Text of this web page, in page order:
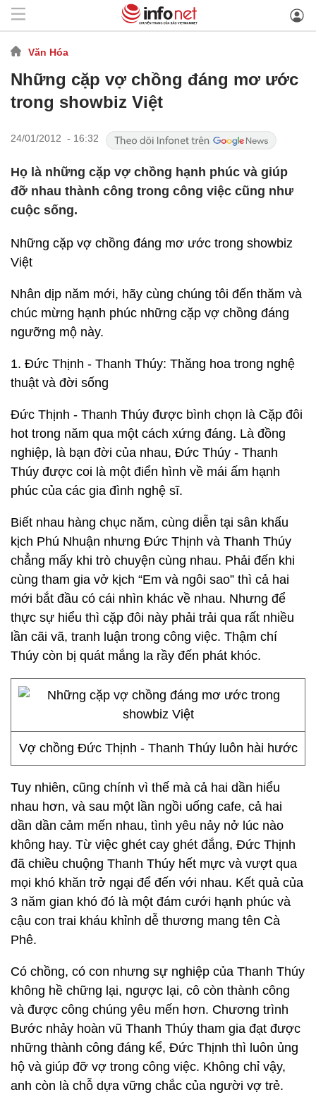
Văn Hóa
Những cặp vợ chồng đáng mơ ước
trong showbiz Việt
24/01/2012 - 16:32
Họ là những cặp vợ chồng hạnh phúc và giúp
đỡ nhau thành công trong công việc cũng như
cuộc sống.
Những cặp vợ chồng đáng mơ ước trong showbiz
Việt
Nhân dịp năm mới, hãy cùng chúng tôi đến thăm và
chúc mừng hạnh phúc những cặp vợ chồng đáng
ngưỡng mộ này.
1. Đức Thịnh - Thanh Thúy: Thăng hoa trong nghệ
thuật và đời sống
Đức Thịnh - Thanh Thúy được bình chọn là Cặp đôi
hot trong năm qua một cách xứng đáng. Là đồng
nghiệp, là bạn đời của nhau, Đức Thúy - Thanh
Thúy được coi là một điển hình về mái ấm hạnh
phúc của các gia đình nghệ sĩ.
Biết nhau hàng chục năm, cùng diễn tại sân khấu
kịch Phú Nhuận nhưng Đức Thịnh và Thanh Thúy
chẳng mấy khi trò chuyện cùng nhau. Phải đến khi
cùng tham gia vở kịch “Em và ngôi sao” thì cả hai
mới bắt đầu có cái nhìn khác về nhau. Nhưng để
thực sự hiểu thì cặp đôi này phải trải qua rất nhiều
lần cãi vã, tranh luận trong công việc. Thậm chí
Thúy còn bị quát mắng la rầy đến phát khóc.
Vợ chồng Đức Thịnh - Thanh Thúy luôn hài hước
Tuy nhiên, cũng chính vì thế mà cả hai dần hiểu
nhau hơn, và sau một lần ngồi uống cafe, cả hai
dần dần cảm mến nhau, tình yêu nảy nở lúc nào
không hay. Từ việc ghét cay ghét đắng, Đức Thịnh
đã chiều chuộng Thanh Thúy hết mực và vượt qua
mọi khó khăn trở ngại để đến với nhau. Kết quả của
3 năm gian khó đó là một đám cưới hạnh phúc và
cậu con trai kháu khỉnh dễ thương mang tên Cà
Phê.
Có chồng, có con nhưng sự nghiệp của Thanh Thúy
không hề chững lại, ngược lại, cô còn thành công
và được công chúng yêu mến hơn. Chương trình
Bước nhảy hoàn vũ Thanh Thúy tham gia đạt được
những thành công đáng kể, Đức Thịnh thì luôn ủng
hộ và giúp đỡ vợ trong công việc. Không chỉ vậy,
anh còn là chỗ dựa vững chắc của người vợ trẻ.